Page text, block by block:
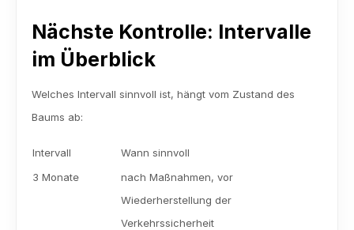
Nächste Kontrolle: Intervalle
im Überblick
Welches Intervall sinnvoll ist, hängt vom Zustand des
Baums ab:
Intervall
Wann sinnvoll
3 Monate
nach Maßnahmen, vor
Wiederherstellung der
Verkehrssicherheit